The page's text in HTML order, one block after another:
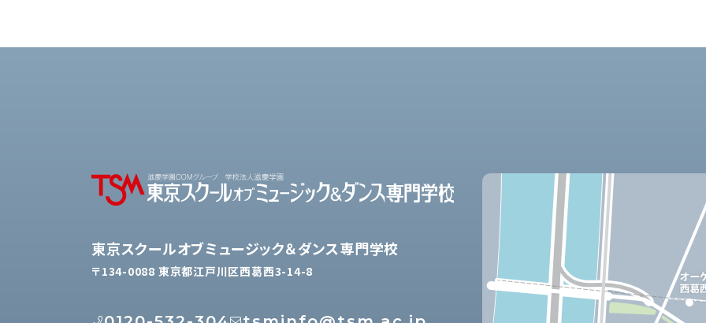
東京スクールオブミュージック＆ダンス専門学校
〒134-0088 東京都江戸川区西葛西3-14-8